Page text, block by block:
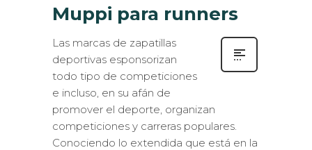
Muppi para runners
Las marcas de zapatillas
deportivas esponsorizan
todo tipo de competiciones
e incluso, en su afán de
promover el deporte, organizan
competiciones y carreras populares.
Conociendo lo extendida que está en la